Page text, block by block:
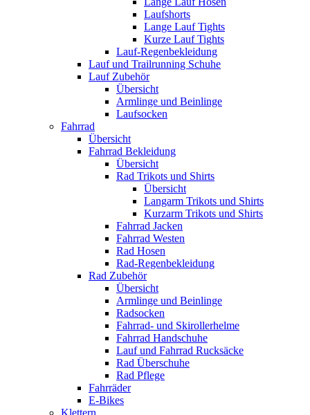
Laufshorts
Lange Lauf Tights
Kurze Lauf Tights
Lauf-Regenbekleidung
Lauf und Trailrunning Schuhe
Lauf Zubehör
Übersicht
Armlinge und Beinlinge
Laufsocken
Fahrrad
Übersicht
Fahrrad Bekleidung
Übersicht
Rad Trikots und Shirts
Übersicht
Langarm Trikots und Shirts
Kurzarm Trikots und Shirts
Fahrrad Jacken
Fahrrad Westen
Rad Hosen
Rad-Regenbekleidung
Rad Zubehör
Übersicht
Armlinge und Beinlinge
Radsocken
Fahrrad- und Skirollerhelme
Fahrrad Handschuhe
Lauf und Fahrrad Rucksäcke
Rad Überschuhe
Rad Pflege
Fahrräder
E-Bikes
Klettern